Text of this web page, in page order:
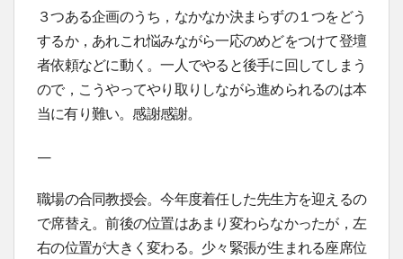
３つある企画のうち，なかなか決まらずの１つをどう
するか，あれこれ悩みながら一応のめどをつけて登壇
者依頼などに動く。一人でやると後手に回してしまう
ので，こうやってやり取りしながら進められるのは本
当に有り難い。感謝感謝。
—
職場の合同教授会。今年度着任した先生方を迎えるの
で席替え。前後の位置はあまり変わらなかったが，左
右の位置が大きく変わる。少々緊張が生まれる座席位